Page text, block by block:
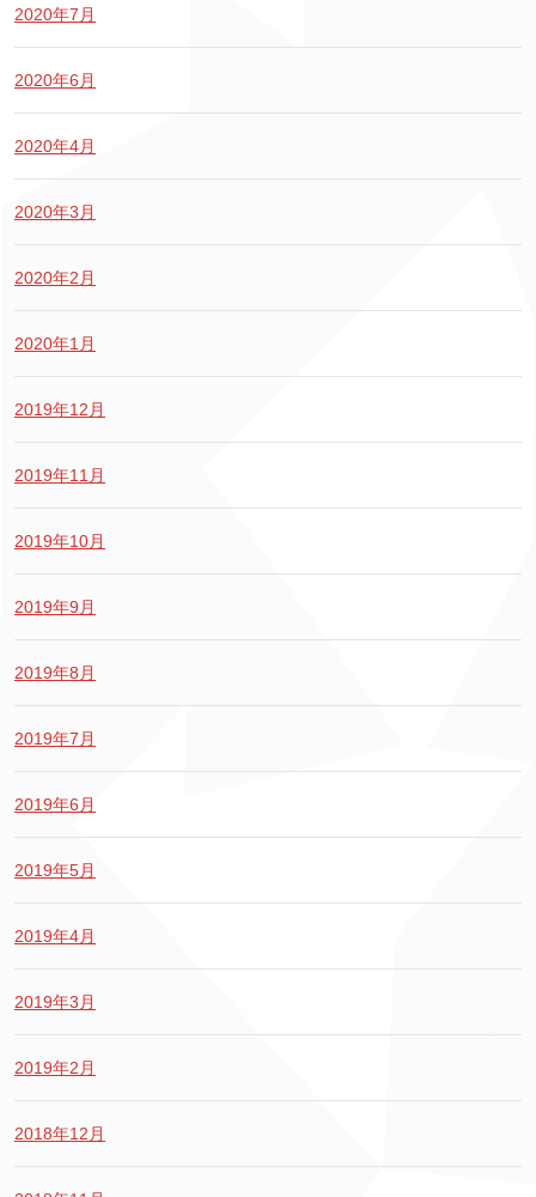
2020年7月
2020年6月
2020年4月
2020年3月
2020年2月
2020年1月
2019年12月
2019年11月
2019年10月
2019年9月
2019年8月
2019年7月
2019年6月
2019年5月
2019年4月
2019年3月
2019年2月
2018年12月